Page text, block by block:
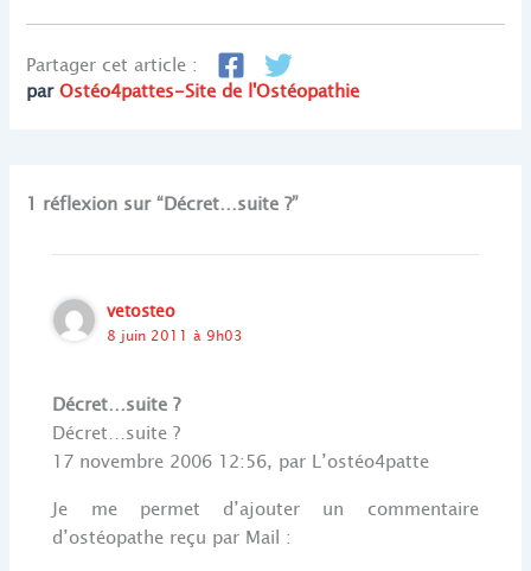
Partager cet article :
parOstéo4pattes-Site de l'Ostéopathie
1 réflexion sur “Décret…suite ?”
vetosteo
8 juin 2011 à 9h03
Décret…suite ?
Décret…suite ?
17 novembre 2006 12:56, par L’ostéo4patte
Je me permet d’ajouter un commentaire
d’ostéopathe reçu par Mail :